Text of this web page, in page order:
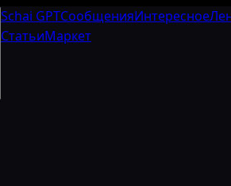
Schai GPTСообщенияИнтересное
СтатьиМаркет